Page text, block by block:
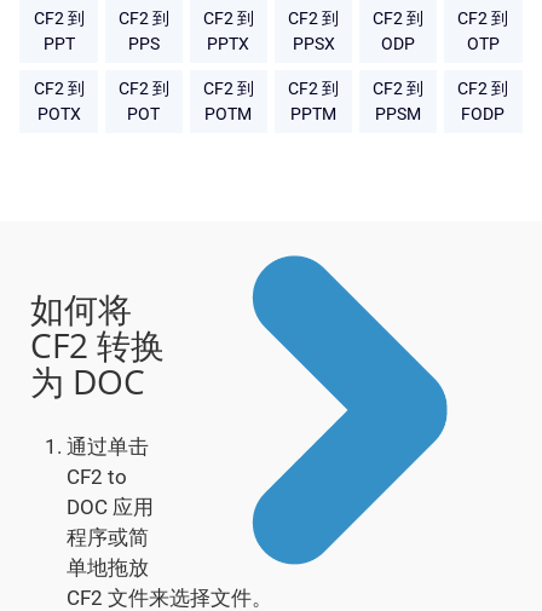
CF2 到
PPT
CF2 到
PPS
CF2 到
PPTX
CF2 到
PPSX
CF2 到
ODP
CF2 到
OTP
CF2 到
POTX
CF2 到
POT
CF2 到
POTM
CF2 到
PPTM
CF2 到
PPSM
CF2 到
FODP
如何将
CF2 转换
为 DOC
通过单击
CF2 to
DOC 应用
程序或简
单地拖放
CF2 文件来选择文件。